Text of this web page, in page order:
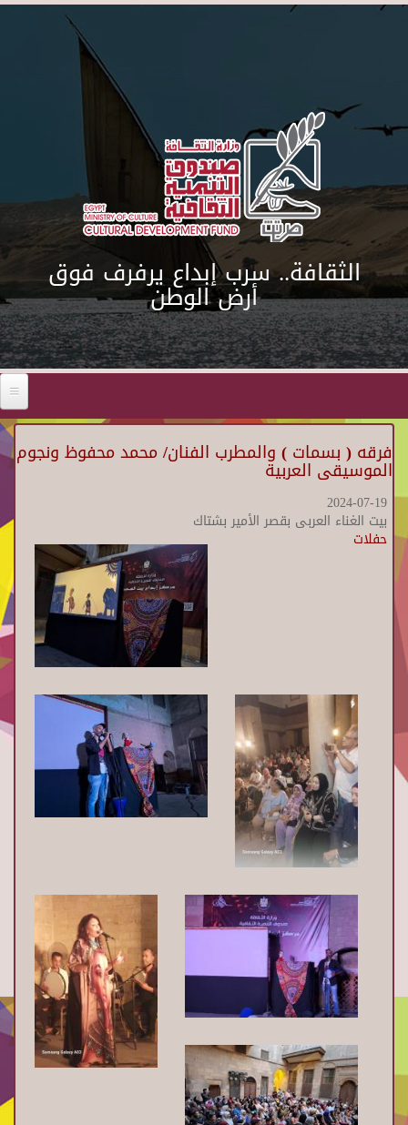
Skip to main content
الثقافة.. سرب إبداع يرفرف فوق
أرض الوطن
فرقه ( بسمات ) والمطرب الفنان/ محمد محفوظ ونجوم
الموسيقى العربية
2024-07-19
بيت الغناء العربى بقصر الأمير بشتاك
حفلات